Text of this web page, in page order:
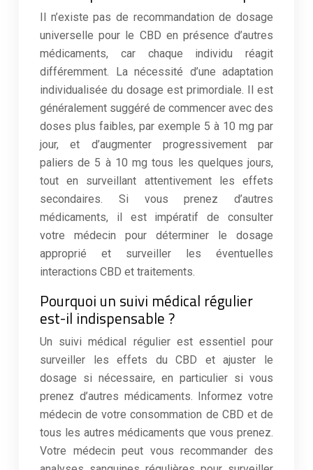
Il n’existe pas de recommandation de dosage
universelle pour le CBD en présence d’autres
médicaments, car chaque individu réagit
différemment. La nécessité d’une adaptation
individualisée du dosage est primordiale. Il est
généralement suggéré de commencer avec des
doses plus faibles, par exemple 5 à 10 mg par
jour, et d’augmenter progressivement par
paliers de 5 à 10 mg tous les quelques jours,
tout en surveillant attentivement les effets
secondaires. Si vous prenez d’autres
médicaments, il est impératif de consulter
votre médecin pour déterminer le dosage
approprié et surveiller les éventuelles
interactions CBD et traitements.
Pourquoi un suivi médical régulier
est-il indispensable ?
Un suivi médical régulier est essentiel pour
surveiller les effets du CBD et ajuster le
dosage si nécessaire, en particulier si vous
prenez d’autres médicaments. Informez votre
médecin de votre consommation de CBD et de
tous les autres médicaments que vous prenez.
Votre médecin peut vous recommander des